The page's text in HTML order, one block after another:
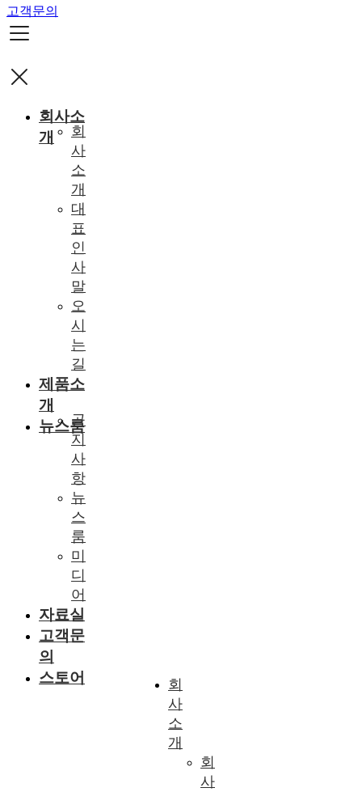
고객문의
회사소
개
회
사
소
개
대
표
인
사
말
오
시
는
길
제품소
개
뉴스룸
공
지
사
항
뉴
스
룸
미
디
어
자료실
고객문
의
스토어
회
사
소
개
회
사